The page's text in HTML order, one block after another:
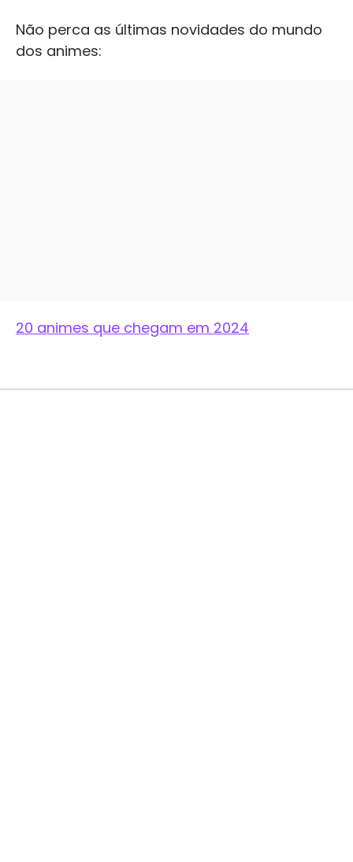
Não perca as últimas novidades do mundo
dos animes:
20 animes que chegam em 2024